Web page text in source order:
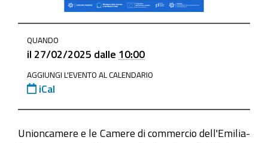
progetti/news/webinar-
su-
pid-
next-
QUANDO
il 27/02/2025 dalle 10:00
AGGIUNGI L'EVENTO AL CALENDARIO
iCal
Unioncamere e le Camere di commercio dell'Emilia-